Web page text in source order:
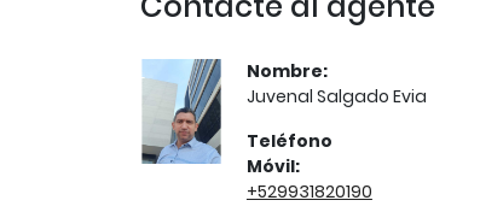
Nombre:
Juvenal Salgado Evia
Teléfono
Móvil:
+529931820190